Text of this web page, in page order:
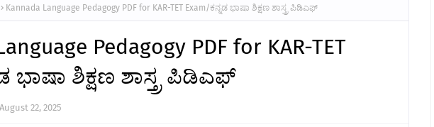
Kannada Language Pedagogy PDF for KAR-TET Exam/ಕನ್ನಡ ಭಾಷಾ ಶಿಕ್ಷಣ ಶಾಸ್ತ್ರ ಪಿಡಿಎಫ್
Pedagogy PDF for KAR-TET
ಭಾಷಾ ಶಿಕ್ಷಣ ಶಾಸ್ತ್ರ ಪಿಡಿಎಫ್
August 22, 2025